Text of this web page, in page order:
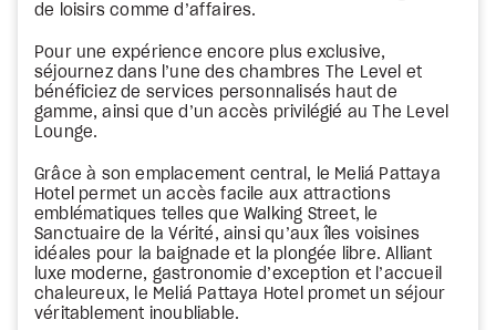
de loisirs comme d’affaires.
Pour une expérience encore plus exclusive,
séjournez dans l’une des chambres The Level et
bénéficiez de services personnalisés haut de
gamme, ainsi que d’un accès privilégié au The Level
Lounge.
Grâce à son emplacement central, le Meliá Pattaya
Hotel permet un accès facile aux attractions
emblématiques telles que Walking Street, le
Sanctuaire de la Vérité, ainsi qu’aux îles voisines
idéales pour la baignade et la plongée libre. Alliant
luxe moderne, gastronomie d’exception et l’accueil
chaleureux, le Meliá Pattaya Hotel promet un séjour
véritablement inoubliable.